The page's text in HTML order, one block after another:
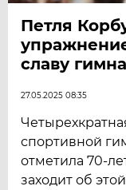
Петля
славу
27.05.2025 08:35
спортивной
отметила 70-
заходит об